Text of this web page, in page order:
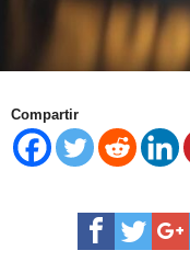
Compartir